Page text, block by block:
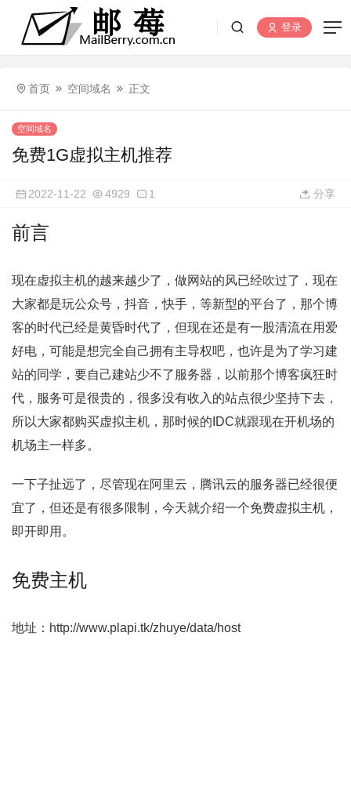
登录
首页 空间域名 正文
空间域名
免费1G虚拟主机推荐
2022-11-22 4929 1 分享
前言
现在虚拟主机的越来越少了，做网站的风已经吹过了，现在
大家都是玩公众号，抖音，快手，等新型的平台了，那个博
客的时代已经是黄昏时代了，但现在还是有一股清流在用爱
好电，可能是想完全自己拥有主导权吧，也许是为了学习建
站的同学，要自己建站少不了服务器，以前那个博客疯狂时
代，服务可是很贵的，很多没有收入的站点很少坚持下去，
所以大家都购买虚拟主机，那时候的IDC就跟现在开机场的
机场主一样多。
一下子扯远了，尽管现在阿里云，腾讯云的服务器已经很便
宜了，但还是有很多限制，今天就介绍一个免费虚拟主机，
即开即用。
免费主机
地址：http://www.plapi.tk/zhuye/data/host